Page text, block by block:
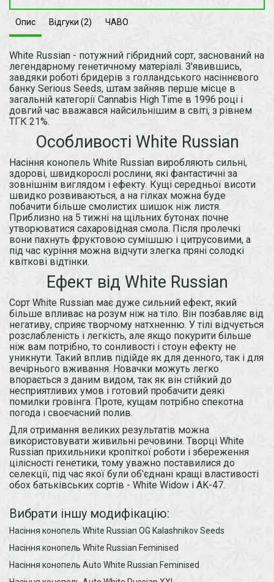
Опис Відгуки (2) ЧАВО
White Russian - потужний гібридний сорт, заснований на
легендарному генетичному матеріалі. З'явившись,
завдяки роботі бридерів з голландського насіннєвого
банку Serious Seeds, штам зайняв перше місце в
загальній категорії Cannabis High Time в 1996 році і
довгий час вважався найсильнішим в світі, з рівнем
ТГК 21%.
Особливості White Russian
Насіння конопель White Russian виробляють сильні,
здорові, швидкорослі рослини, які фантастичні за
зовнішнім виглядом і ефекту. Кущі середньої висоти
швидко розвиваються, а на гілках можна буде
побачити більше смолистих шишок ніж листя.
Приблизно на 5 тижні на щільних бутонах почне
утворюватися сахаровідная смола. Після пролечкі
вони пахнуть фруктовою сумішшю і цитрусовими, а
під час куріння можна відчути злегка пряні солодкі
квіткові відтінки.
Ефект від White Russian
Сорт White Russian має дуже сильний ефект, який
більше впливає на розум ніж на тіло. Він позбавляє від
негативу, сприяє творчому натхненню. У тілі відчується
розслабленість і легкість, але якщо покурити більше
ніж вам потрібно, то сонливості і стоун ефекту не
уникнути. Такий вплив підійде як для денного, так і для
вечірнього вживання. Новачки можуть легко
впорається з даним видом, так як він стійкий до
несприятливих умов і готовий пробачити деякі
помилки гровінга. Проте, кущам потрібно спекотна
погода і своєчасний полив.
Для отримання великих результатів можна
використовувати живильні речовини. Творці White
Russian прихильники кропіткої роботи і збереження
цілісності генетики, тому уважно поставилися до
селекції, під час якої були об'єднані кращі властивості
обох батьківських сортів - White Widow і AK-47.
Вибрати іншу модифікацію:
Насіння конопель White Russian OG Kalashnikov Seeds
Насіння конопель White Russian Feminised
Насіння конопель Auto White Russian Feminised